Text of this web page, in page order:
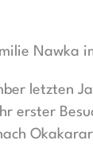
Nawka
letzten
erster